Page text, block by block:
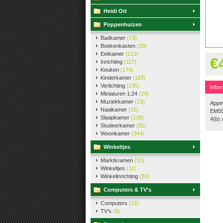
Heidi Ott
Poppenhuizen
Badkamer (73)
Boekenkasten (29)
Eetkamer (213)
Inrichting (117)
Keuken (174)
Kinderkamer (110)
Verlichting (135)
Miniaturen 1:24 (24)
Muziekkamer (23)
Naaikamer (15)
Slaapkamer (139)
Studeerkamer (81)
Woonkamer (344)
Winkeltjes
Marktkramen (10)
Winkeltjes (11)
Winkelinrichting (33)
Computers & TV's
Computers (12)
TV's (8)
4(b)